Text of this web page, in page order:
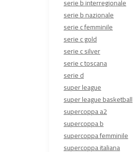
serie b interregionale
serie b nazionale
serie c femminile
serie c gold
serie c silver
serie c toscana
serie d
super league
super league basketball
supercoppa a2
supercoppa b
supercoppa femminile
supercoppa italiana